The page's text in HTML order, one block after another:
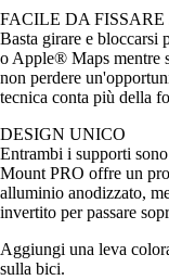
FACILE DA
Basta girare e bloccarsi
o Apple® Maps mentre
non perdere
tecnica conta più della
DESIGN UNICO
Entrambi i supporti
Mount PRO offre un
alluminio anodizzato,
invertito per passare
Aggiungi una leva
sulla bici.